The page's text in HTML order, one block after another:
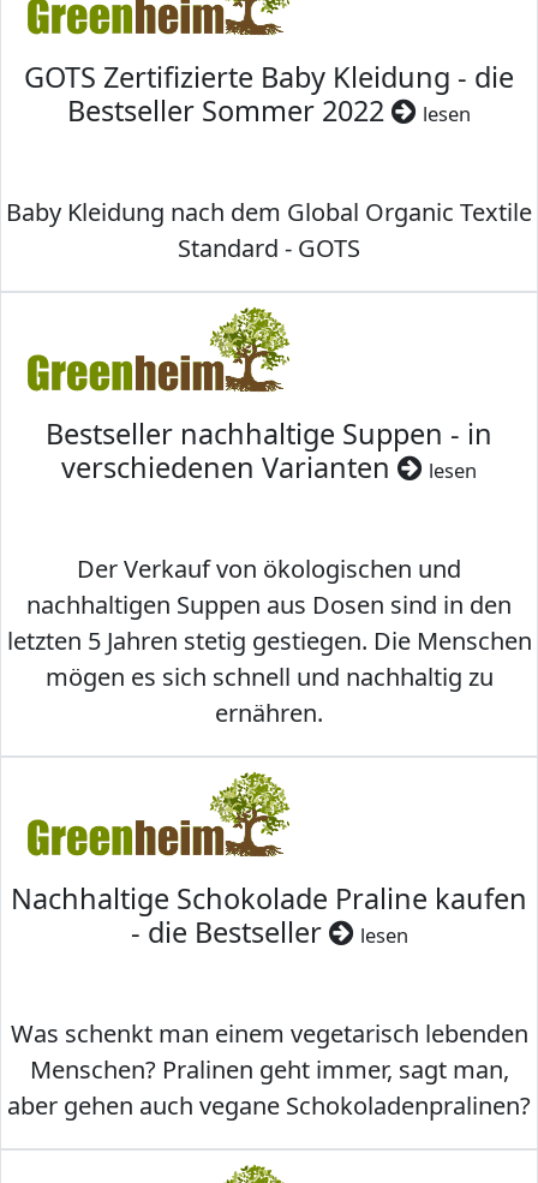
GOTS Zertifizierte Baby Kleidung - die
Bestseller Sommer 2022
lesen
Baby Kleidung nach dem Global Organic Textile
Standard - GOTS
Bestseller nachhaltige Suppen - in
verschiedenen Varianten
lesen
Der Verkauf von ökologischen und
nachhaltigen Suppen aus Dosen sind in den
letzten 5 Jahren stetig gestiegen. Die Menschen
mögen es sich schnell und nachhaltig zu
ernähren.
Nachhaltige Schokolade Praline kaufen
- die Bestseller
lesen
Was schenkt man einem vegetarisch lebenden
Menschen? Pralinen geht immer, sagt man,
aber gehen auch vegane Schokoladenpralinen?